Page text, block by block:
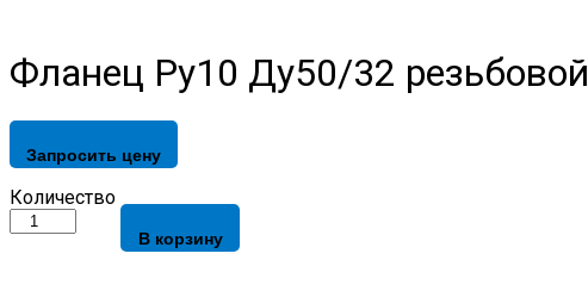
Фланец Ру10 Ду50/32 резьбовой
Запросить цену
Фланец
Ру10
Количество
В корзину